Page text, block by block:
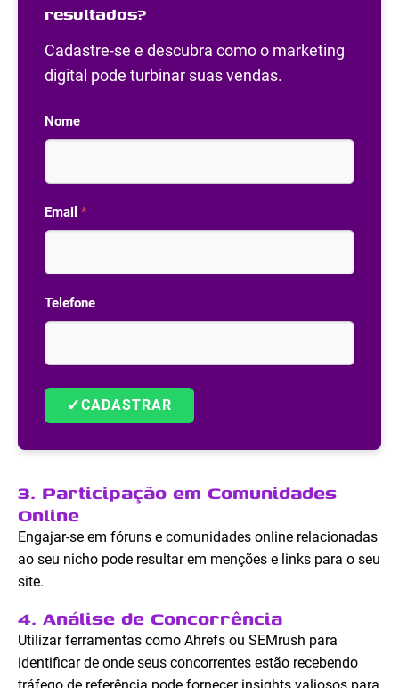
resultados?
Cadastre-se e descubra como o marketing
digital pode turbinar suas vendas.
Nome
Email *
Telefone
✓CADASTRAR
3. Participação em Comunidades
Online
Engajar-se em fóruns e comunidades online relacionadas
ao seu nicho pode resultar em menções e links para o seu
site.
4. Análise de Concorrência
Utilizar ferramentas como Ahrefs ou SEMrush para
identificar de onde seus concorrentes estão recebendo